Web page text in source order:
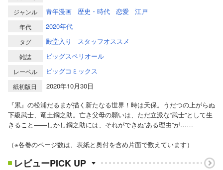
ジャンル 青年漫画 歴史・時代 恋愛 江戸
年代 2020年代
タグ 殿堂入り スタッフオススメ
雑誌 ビッグスペリオール
レーベル ビッグコミックス
紙初版日
2020年10月30日
『累』の松浦だるまが描く新たなる世界！時は天保。うだつの上がらぬ
下級武士、竜土鋼之助。亡き父母の願いは、ただ立派な“武士”として生
きること――しかし鋼之助には、それができぬ“ある理由”が……
（※各巻のページ数は、表紙と奥付を含め片面で数えています）
レビューPICK UP